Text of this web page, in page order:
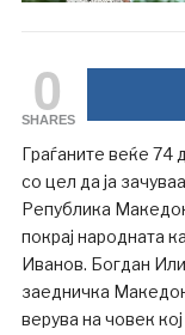
0
SHARES
Граѓаните веќе 74
со цел да ја
Република
покрај народната
Иванов. Богдан
заедничка
верува на човек